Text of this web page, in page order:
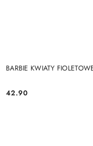
BARBIE KWIATY
Cena:
42.90